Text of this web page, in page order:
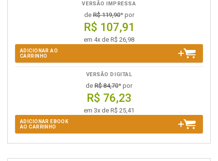
VERSÃO IMPRESSA
deR$ 119,90* por
R$ 107,91
em 4x de R$ 26,98
ADICIONAR AO
CARRINHO
VERSÃO DIGITAL
de R$ 84,70* por
R$ 76,23
em 3x de R$ 25,41
ADICIONAR EBOOK
AO CARRINHO